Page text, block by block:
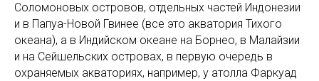
Соломоновых островов, отдельных частей Индонезии
и в Папуа-Новой Гвинее (все это акватория Тихого
океана), а в Индийском океане на Борнео, в Малайзии
и на Сейшельских островах, в первую очередь в
охраняемых акваториях, например, у атолла Фаркуад